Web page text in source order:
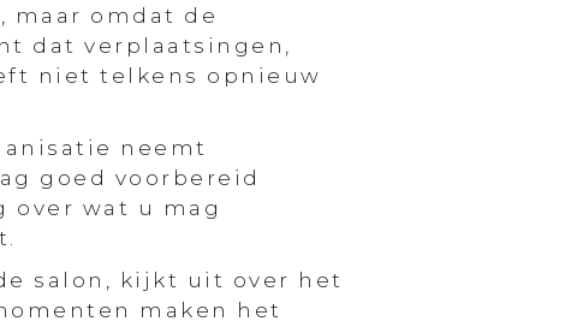
maar omdat de
dat verplaatsingen,
niet telkens opnieuw
neemt
goed voorbereid
over wat u mag
salon, kijkt uit over het
maken het